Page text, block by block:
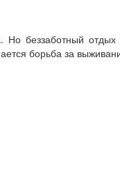
беззаботный отдых
борьба за